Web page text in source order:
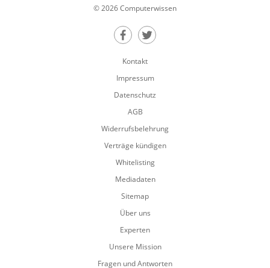
© 2026 Computerwissen
Teilen auf Facebook
Teilen auf Twitter
Kontakt
Impressum
Datenschutz
AGB
Widerrufsbelehrung
Verträge kündigen
Whitelisting
Mediadaten
Sitemap
Über uns
Experten
Unsere Mission
Fragen und Antworten